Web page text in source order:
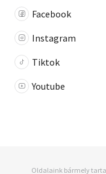
Facebook
Instagram
Tiktok
Youtube
Oldalaink bármely